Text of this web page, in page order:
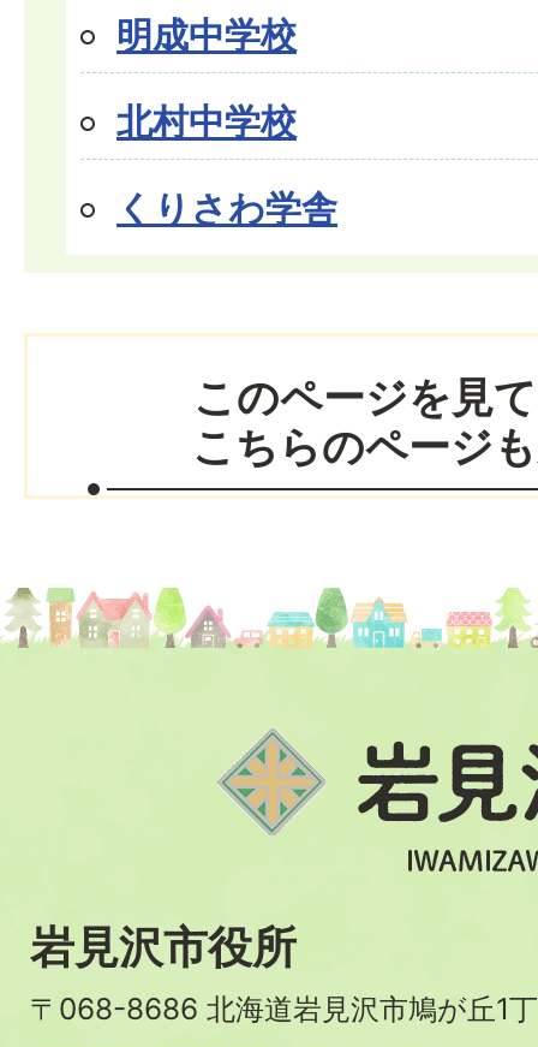
明成中学校
北村中学校
くりさわ学舎
このページを見
こちらのページ
岩見沢市役所
〒068-8686 北海道岩見沢市鳩が丘1